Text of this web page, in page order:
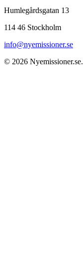
Humlegårdsgatan 13
114 46 Stockholm
info@nyemissioner.se
© 2026 Nyemissioner.se